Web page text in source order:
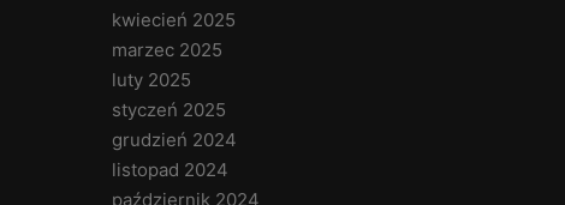
kwiecień 2025
marzec 2025
luty 2025
styczeń 2025
grudzień 2024
listopad 2024
październik 2024